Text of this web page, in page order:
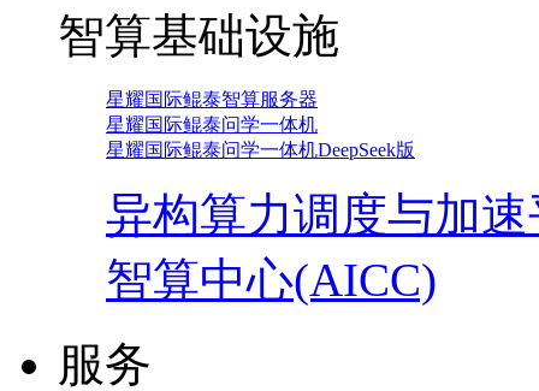
智算基础设施
星耀国际鲲泰智算服务器
星耀国际鲲泰问学一体机
星耀国际鲲泰问学一体机DeepSeek版
异构算力调度与加
智算中心(AICC)
服务